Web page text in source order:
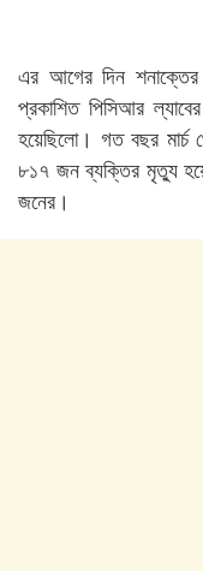
এর আগের দিন
প্রকাশিত পিসিআর
হয়েছিলো। গত বছর মার্চ
৮১৭ জন ব্যক্তির মৃত্যু
জনের।